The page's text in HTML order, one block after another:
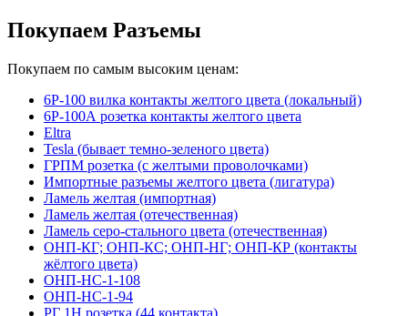
Покупаем Разъемы
Покупаем по самым высоким ценам:
6Р-100 вилка контакты желтого цвета (локальный)
6Р-100А розетка контакты желтого цвета
Eltra
Tesla (бывает темно-зеленого цвета)
ГРПМ розетка (с желтыми проволочками)
Импортные разъемы желтого цвета (лигатура)
Ламель желтая (импортная)
Ламель желтая (отечественная)
Ламель серо-стального цвета (отечественная)
ОНП-КГ; ОНП-КС; ОНП-НГ; ОНП-КР (контакты
жёлтого цвета)
ОНП-НС-1-108
ОНП-НС-1-94
РГ 1Н розетка (44 контакта)